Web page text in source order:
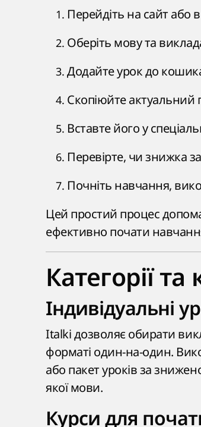
Перейдіть на сайт або
Оберіть мову та
Додайте урок до
Скопіюйте актуальний
Вставте його у
Перевірте, чи знижка
Почніть навчання,
Цей простий процес
ефективно почати
Категорії
Індивідуальні
Italki дозволяє обирати
форматі один-на-один.
або пакет уроків за
якої мови.
Курси для